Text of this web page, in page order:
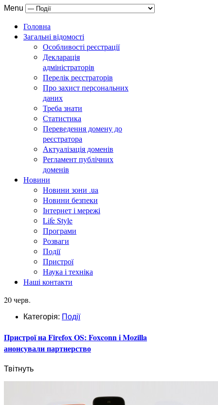
Menu
Головна
Загальні відомості
Особливості реєстрації
Декларація
адміністраторів
Перелік реєстраторів
Про захист персональних
даних
Треба знати
Статистика
Переведення домену до
реєстратора
Актуалізація доменів
Регламент публічних
доменів
Новини
Новини зони .ua
Новини безпеки
Інтернет і мережі
Life Style
Програми
Розваги
Події
Пристрої
Наука і техніка
Наші контакти
20 черв.
Категорія: Події
Пристрої на Firefox OS: Foxconn і Mozilla
анонсували партнерство
Твітнуть